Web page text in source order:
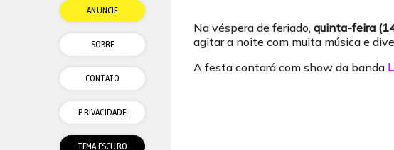
Na véspera de feriado, quinta-feira
agitar a noite com muita música e
A festa contará com show da banda
ANUNCIE
SOBRE
CONTATO
PRIVACIDADE